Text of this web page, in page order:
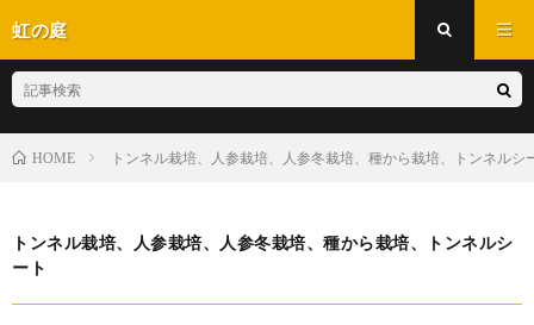
虹の庭
HOME トンネル栽培、人参栽培、人参冬栽培、種から栽培、トンネルシ
トンネル栽培、人参栽培、人参冬栽培、種から栽培、トンネルシ
ート